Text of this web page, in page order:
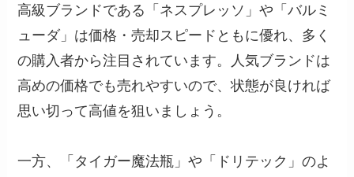
高級ブランドである「ネスプレッソ」や「バルミ
ューダ」は価格・売却スピードともに優れ、多く
の購入者から注目されています。人気ブランドは
高めの価格でも売れやすいので、状態が良ければ
思い切って高値を狙いましょう。
一方、「タイガー魔法瓶」や「ドリテック」のよ